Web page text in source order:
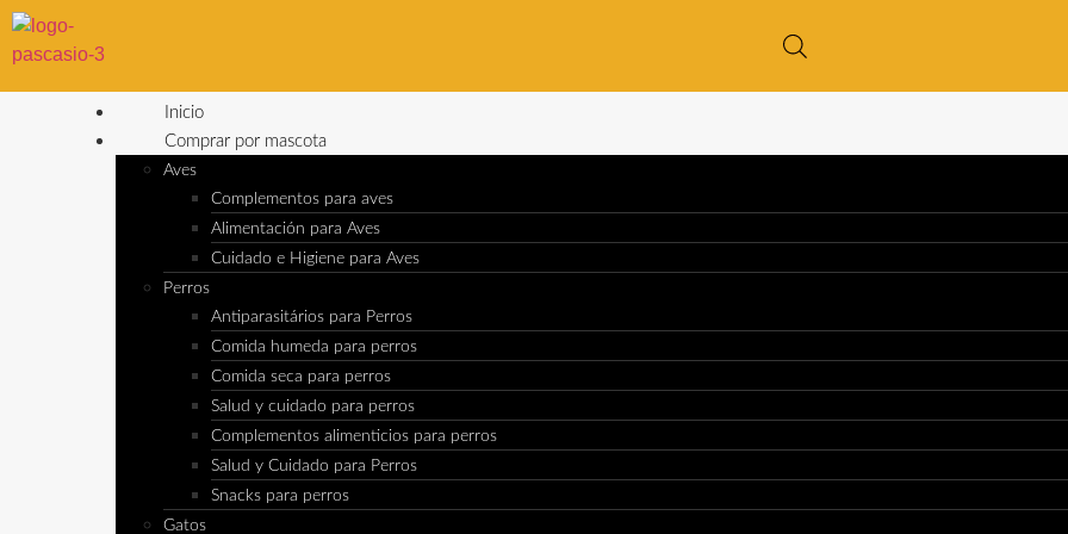
Inicio
Comprar por mascota
Aves
Complementos para aves
Alimentación para Aves
Cuidado e Higiene para Aves
Perros
Antiparasitários para Perros
Comida humeda para perros
Comida seca para perros
Salud y cuidado para perros
Complementos alimenticios para perros
Salud y Cuidado para Perros
Snacks para perros
Gatos